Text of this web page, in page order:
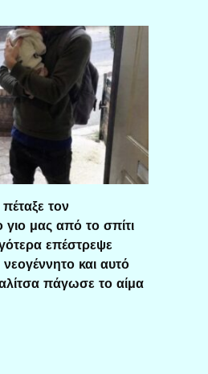
τον
γιο μας από το σπίτι
επέστρεψε
και αυτό
πάγωσε το αίμα